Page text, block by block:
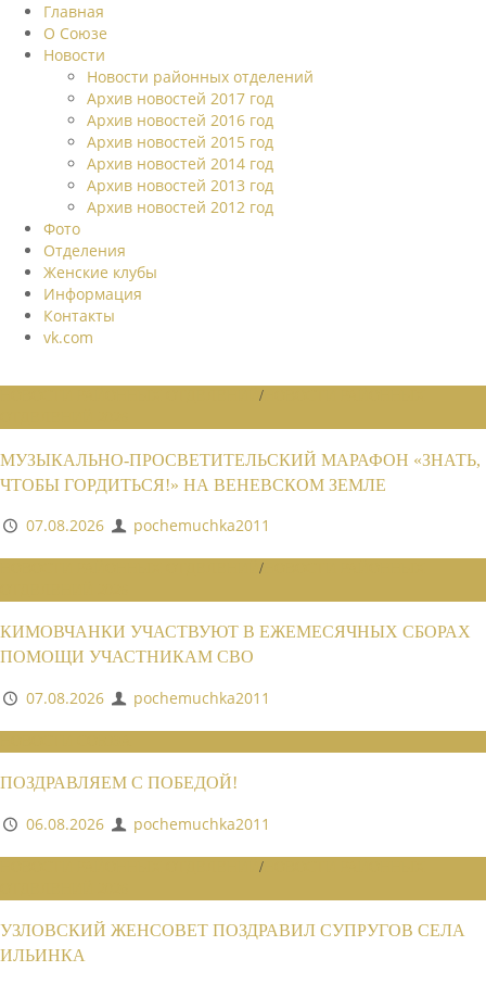
Главная
О Союзе
Новости
Новости районных отделений
Архив новостей 2017 год
Архив новостей 2016 год
Архив новостей 2015 год
Архив новостей 2014 год
Архив новостей 2013 год
Архив новостей 2012 год
Фото
Отделения
Женские клубы
Информация
Контакты
vk.com
/
МУЗЫКАЛЬНО-ПРОСВЕТИТЕЛЬСКИЙ МАРАФОН «ЗНАТЬ,
ЧТОБЫ ГОРДИТЬСЯ!» НА ВЕНЕВСКОМ ЗЕМЛЕ
07.08.2026
pochemuchka2011
/
КИМОВЧАНКИ УЧАСТВУЮТ В ЕЖЕМЕСЯЧНЫХ СБОРАХ
ПОМОЩИ УЧАСТНИКАМ СВО
07.08.2026
pochemuchka2011
ПОЗДРАВЛЯЕМ С ПОБЕДОЙ!
06.08.2026
pochemuchka2011
/
УЗЛОВСКИЙ ЖЕНСОВЕТ ПОЗДРАВИЛ СУПРУГОВ СЕЛА
ИЛЬИНКА